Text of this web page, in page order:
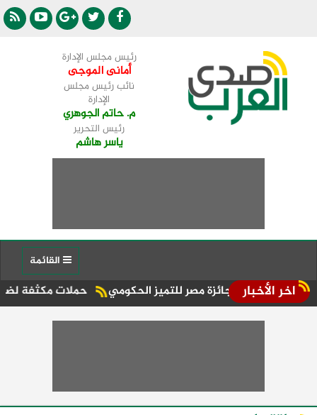
رئيس مجلس الإدارة
أمانى الموجى
نائب رئيس مجلس
الإدارة
م. حاتم الجوهري
رئيس التحرير
ياسر هاشم
اخر الأخبار حملات مكثفة لضبط التكاتك